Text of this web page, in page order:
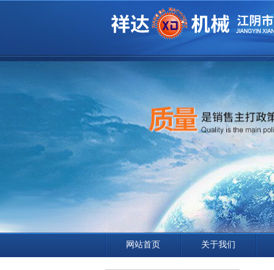
网站首页 关于我们